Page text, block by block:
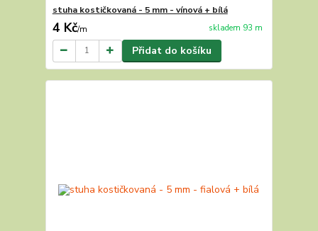
stuha kostičkovaná - 5 mm - vínová + bílá
4 Kč/m skladem 93 m
Přidat do košíku